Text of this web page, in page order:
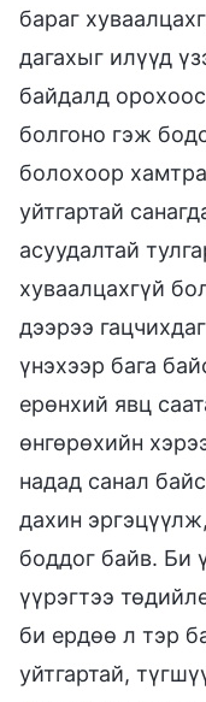
бараг
дагахыг илүүд
байдалд
болгоно гэж
болохоор
уйтгартай
асуудалтай
хуваалцахгүй
дээрээ
үнэхээр бага
ерөнхий явц
өнгөрөхийн
надад санал
дахин
боддог байв. Би
үүрэгтээ
би ердөө л тэр
уйтгартай,